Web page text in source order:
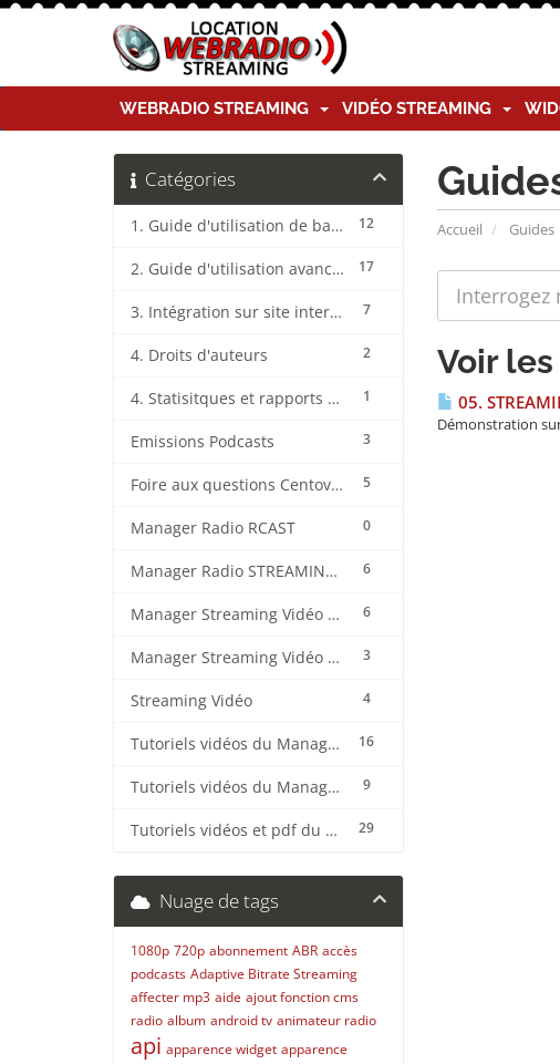
WEBRADIO STREAMING VIDÉO STREAMING
Accueil Guides
Catégories
12
1. Guide d'utilisation de base CentovaCast
17
2. Guide d'utilisation avancée CentovaCast
7
3. Intégration sur site internet CentovaCast
2
4. Droits d'auteurs
1
4. Statisitques et rapports CentovaCast
3
Emissions Podcasts
5
Foire aux questions CentovaCast
0
Manager Radio RCAST
6
Manager Radio STREAMING CENTER
6
Manager Streaming Vidéo TVMCP
3
Manager Streaming Vidéo VDO
4
Streaming Vidéo
16
Tutoriels vidéos du Manager Radio CentovaCast
9
Tutoriels vidéos du Manager Radio STREAMING CENTER
29
Tutoriels vidéos et pdf du CMS Radio Wordpress + OnAir2/Pro.Radio
Voir
05.
Démonstration
Nuage de tags
1080p 720p abonnement ABR accès
podcasts Adaptive Bitrate Streaming
affecter mp3 aide ajout fonction cms
radio album android tv animateur radio
api apparence widget apparence